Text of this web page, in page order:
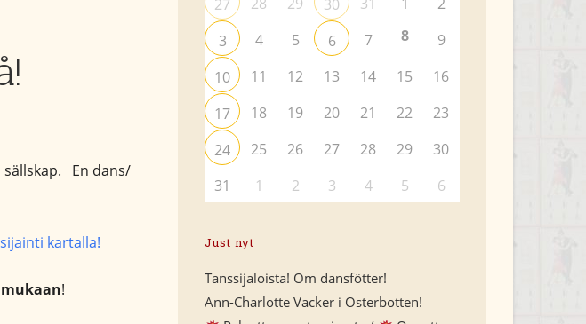
sällskap. En dans/
kartalla!
!
27 30
3
4 5 6 7 8
9
10
11 12 13 14 15
16
17
18 19 20 21 22
23
24
25 26 27 28 29
30
31
1 2 3 4 5 6
Just nyt
Tanssijaloista! Om dansfötter!
Ann-Charlotte Vacker i Österbotten!